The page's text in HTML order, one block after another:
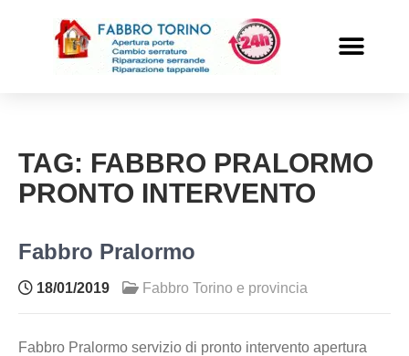
TAG: FABBRO PRALORMO
PRONTO INTERVENTO
Fabbro Pralormo
18/01/2019 Fabbro Torino e provincia
Fabbro Pralormo servizio di pronto intervento apertura